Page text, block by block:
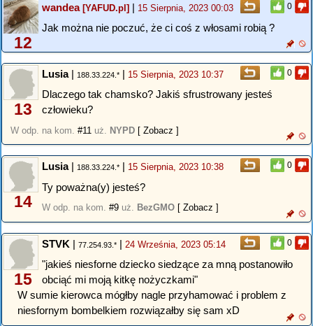
0
12
wandea[YAFUD.pl] | 15 Sierpnia, 2023 00:03
Jak można nie poczuć, że ci coś z włosami robią ?
0
13
Lusia| 188.33.224.* | 15 Sierpnia, 2023 10:37
Dlaczego tak chamsko? Jakiś sfrustrowany jesteś
człowieku?
W odp. na kom. #11 uż. NYPD [ Zobacz ]
0
14
Lusia| 188.33.224.* | 15 Sierpnia, 2023 10:38
Ty poważna(y) jesteś?
W odp. na kom. #9 uż. BezGMO [ Zobacz ]
0
15
STVK | 77.254.93.* | 24 Września, 2023 05:14
"jakieś niesforne dziecko siedzące za mną postanowiło
obciąć mi moją kitkę nożyczkami"
W sumie kierowca mógłby nagle przyhamować i problem z
niesfornym bombelkiem rozwiązałby się sam xD